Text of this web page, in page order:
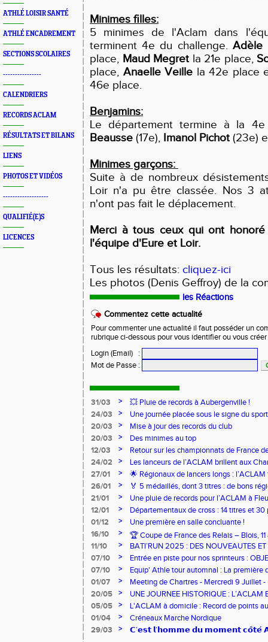
ATHLÉ LOISIR SANTÉ
ATHLÉ ENCADREMENT
SECTIONS SCOLAIRES
----------------
CALENDRIERS
RECORDS ACLAM
RÉSULTATS ET BILANS
LIENS
PHOTOS ET VIDÉOS
-------------------
QUALIFIÉ(E)S
LICENCES
Minimes filles:
5 minimes de l'Aclam dans
terminent 4e du challenge. Adèle
place, Maud Megret la 21e place,
place, Anaelle Veille la 42e place
46e place.
Benjamins:
Le département termine à la
Beausse (17e), Imanol Pichot (23e)
Minimes garçons:
Suite à de nombreux
Loir n'a pu être classée. Nos 3
n'ont pas fait le déplacement.
Merci à tous ceux qui ont
l'équipe d'Eure et Loir.
Tous les résultats: cliquez-ici
Les photos (Denis Geffroy) de la
les Réactions
Commentez cette actualité
Pour commenter une actualité il faut posséder un
rubrique ci-dessous pour vous identifier ou vous
Login (Email)
:
Mot de Passe :
31/03 >
💥 Pluie de records à Aubergenville !
24/03
>
Une journée placée sous le signe du
20/03
>
Mise à jour des records du club
20/03
>
Des minimes au top
12/03
>
Retour sur les championnats de France
24/02
>
Les lanceurs de l’ACLAM brillent aux
Lancers Longs à Nice
27/01 >
🌟 Régionaux de lancers longs :
sur-Loire
26/01 >
🏅 5 médaillés, dont 3 titres : de bons
pour l’Aclam !
21/01 >
Une pluie de records pour l’ACLAM à
12/01
>
Départementaux de cross : 14 titres et 30
01/12
>
Une première en salle concluante !
16/10
>
🏆 Coupe de France des Relais – Blois,
11/10
>
BATI’RUN 2025 : DES NOUVEAUTES
07/10
>
Entrée en piste pour nos sprinteurs :
FRANCE !
07/10 >
Equip' Athle tour automnal : La première
jeunes !
01/07 >
Meeting de Chartres - Mercredi 9 Juillet
20/05
>
UNE JOURNEE HISTORIQUE : L’ACLAM
05/05
>
L'ACLAM à domicile : Record de points
01/04
>
Créneaux Marche Nordique
29/03
> 𝗖’𝗲𝘀𝘁 𝗹’𝗵𝗼𝗺𝗺𝗲 𝗱𝘂 𝗺𝗼𝗺𝗲𝗻𝘁 𝗰𝗼̂𝘁𝗲́